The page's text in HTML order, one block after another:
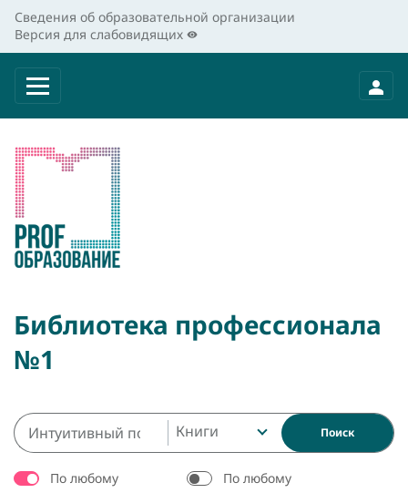
Сведения об образовательной организации
Версия для слабовидящих
Библиотека профессионала
№1
Книги Поиск
По любому
По любому